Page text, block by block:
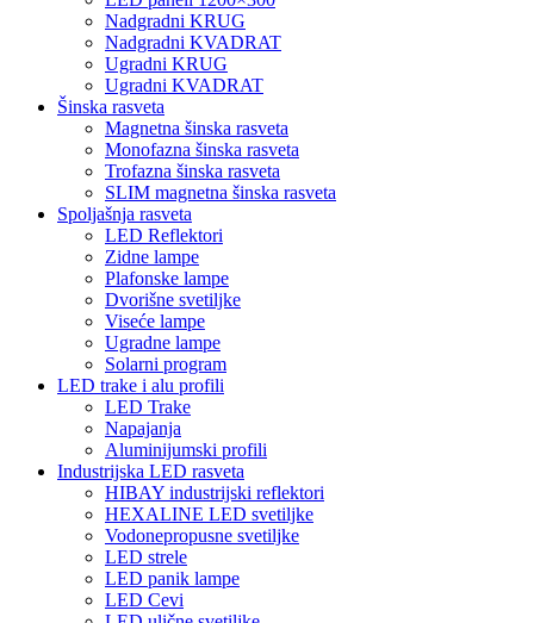
Nadgradni KRUG
Nadgradni KVADRAT
Ugradni KRUG
Ugradni KVADRAT
Šinska rasveta
Magnetna šinska rasveta
Monofazna šinska rasveta
Trofazna šinska rasveta
SLIM magnetna šinska rasveta
Spoljašnja rasveta
LED Reflektori
Zidne lampe
Plafonske lampe
Dvorišne svetiljke
Viseće lampe
Ugradne lampe
Solarni program
LED trake i alu profili
LED Trake
Napajanja
Aluminijumski profili
Industrijska LED rasveta
HIBAY industrijski reflektori
HEXALINE LED svetiljke
Vodonepropusne svetiljke
LED strele
LED panik lampe
LED Cevi